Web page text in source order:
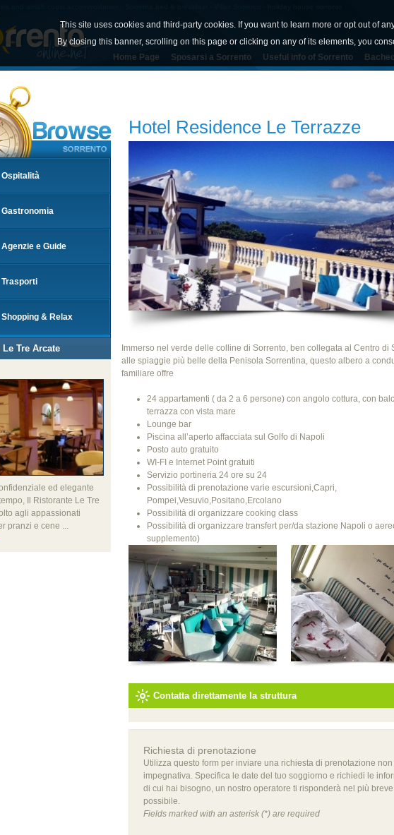
This site uses cookies and third-party cookies. If you want to learn more or opt out of
By closing this banner, scrolling on this page or clicking on any of its elements, you
Home Page Sposarsi a Sorrento Useful info of Sorrento
Hotel Residence Le Terrazze
Immerso nel verde delle colline di Sorrento, ben collegata al Centro di
alle spiaggie più belle della Penisola Sorrentina, questo albero a
familiare offre
24 appartamenti ( da 2 a 6 persone) con angolo cottura, con
terrazza con vista mare
Lounge bar
Piscina all’aperto affacciata sul Golfo di Napoli
Posto auto gratuito
WI-FI e Internet Point gratuiti
Servizio portineria 24 ore su 24
Possibilità di prenotazione varie escursioni,Capri,
Pompei,Vesuvio,Positano,Ercolano
Possibilità di organizzare cooking class
Possibilità di organizzare transfert per/da stazione Napoli o
supplemento)
Contatta direttamente la struttura
Richiesta di prenotazione
Utilizza questo form per inviare una richiesta di prenotazione non
impegnativa. Specifica le date del tuo soggiorno e richiedi le
di cui hai bisogno, un nostro operatore ti risponderà nel più
possibile.
Fields marked with an asterisk (*) are required
Ospitalità
Gastronomia
Agenzie e Guide
Trasporti
Shopping & Relax
Le Tre Arcate
ed elegante
Il Ristorante Le Tre
agli appassionati
pranzi e cene ...